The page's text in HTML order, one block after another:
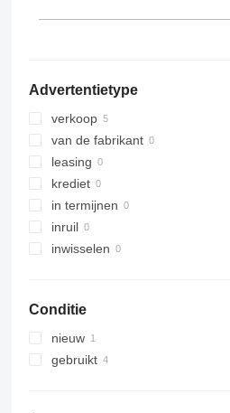
Advertentietype
verkoop
van de fabrikant
leasing
krediet
in termijnen
inruil
inwisselen
Conditie
nieuw
gebruikt